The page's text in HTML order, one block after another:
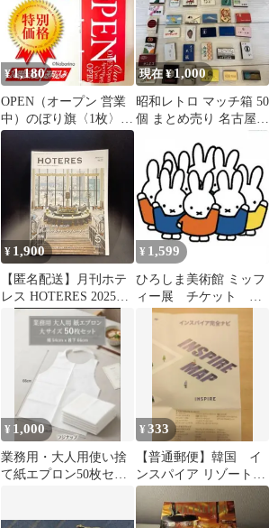
¥1,180
OPEN（オープン 営業
中）のぼり旗〈1枚〉売
上アップ＆集客 のぼり
【送料無料】
現在 ¥1,000
昭和レトロ マッチ箱 50
個 まとめ売り 名古屋ホ
テル 喫茶店 ラーメン店
¥ 1,900
【匿名配送】月刊ホテ
レス HOTERES 2025年
5月号 日本のホテルチ
ェーングループ一覧 後
¥ 1,599
ひろしま美術館 ミッフ
ィー展 チケット 匿
名配送 2500円相当✕4
¥ 1,000
業務用・大人用使い捨
て紙エプロン50枚セッ
¥333
【普通郵便】韓国 イ
ンスパイア リゾート
施設マップ ナビ